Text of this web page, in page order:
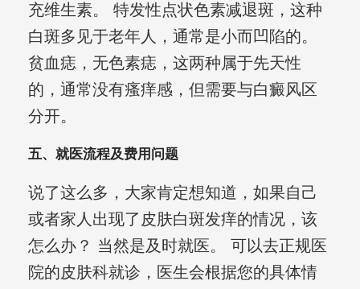
充维生素。 特发性点状色素减退斑，这种
白斑多见于老年人，通常是小而凹陷的。
贫血痣，无色素痣，这两种属于先天性
的，通常没有瘙痒感，但需要与白癜风区
分开。
五、就医流程及费用问题
说了这么多，大家肯定想知道，如果自己
或者家人出现了皮肤白斑发痒的情况，该
怎么办？ 当然是及时就医。 可以去正规医
院的皮肤科就诊，医生会根据您的具体情